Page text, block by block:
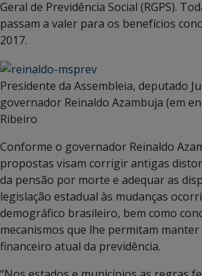
Geral de Previdência Social (RGPS).
passam a valer para os benefícios
2017.
Presidente da Assembleia, deputado
governador Reinaldo Azambuja (em
Ribeiro
Conforme o governador Reinaldo
propostas visam corrigir antigas
da pensão por morte e adequar as
legislação estadual às mudanças
demográfico brasileiro, bem como
mecanismos que lhe permitam
financeiro atual da previdência.